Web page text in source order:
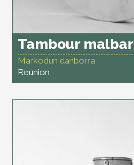
Tambour malbar
Markodun danborra
Reunion